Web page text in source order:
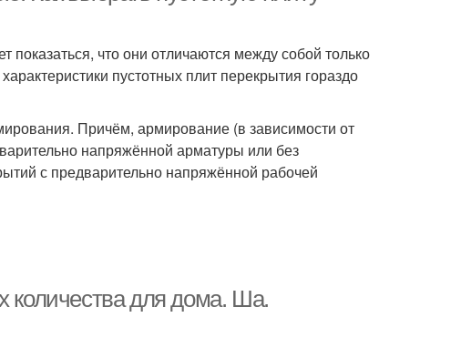
что они отличаются между собой только
пустотных плит перекрытия гораздо
Причём, армирование (в зависимости от
напряжённой арматуры или без
с предварительно напряжённой рабочей
количества для дома. Ша.